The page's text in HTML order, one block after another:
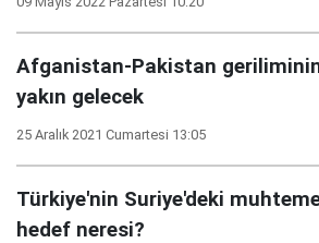
Afganistan-Pakistan
yakın gelecek
25 Aralık 2021 Cumartesi 13:05
Türkiye'nin Suriye'deki
hedef neresi?